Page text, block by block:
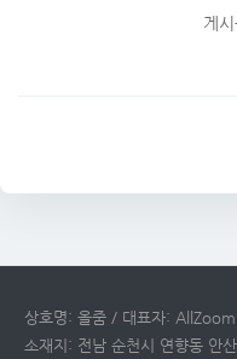
게
상호명: 올줌 / 대표자: AllZoom
소재지: 전남 순천시 연향동